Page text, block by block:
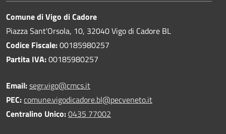
Comune di Vigo di Cadore
Piazza Sant'Orsola, 10, 32040 Vigo di Cadore BL
Codice Fiscale:00185980257
Partita IVA:00185980257
Email:segr.vigo@cmcs.it
PEC:comune.vigodicadore.bl@pecveneto.it
Centralino Unico:0435 77002